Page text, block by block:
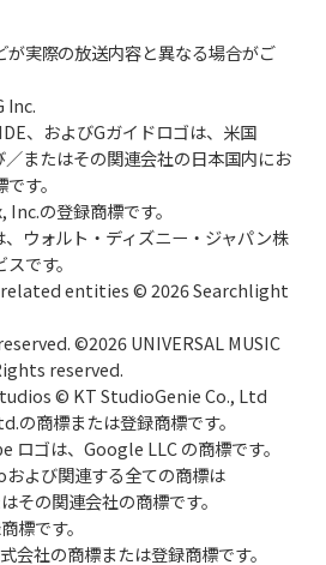
が実際の放送内容と異なる場合がご
Inc.
、およびGガイドロゴは、米国
またはその関連会社の日本国内にお
す。
の登録商標です。
、ウォルト・ディズニー・ジャパン株
です。
entities © 2026 Searchlight
©2026 UNIVERSAL MUSIC
reserved.
© KT StudioGenie Co., Ltd
の商標または登録商標です。
ロゴは、Google LLC の商標です。
よび関連する全ての商標は
の関連会社の商標です。
標です。
会社の商標または登録商標です。